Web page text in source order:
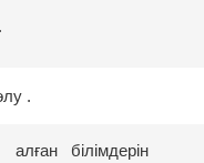
.
білімдерін